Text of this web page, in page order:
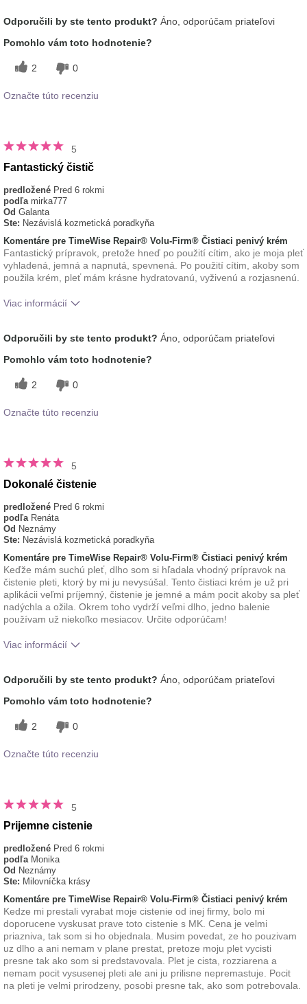
používaním tohto prípravku?
pocit na pokožke
Odporučili by ste tento produkt? Áno, odporúčam priateľovi
Pomohlo vám toto hodnotenie?
2 0
Označte túto recenziu
5
Fantastický čistič
predložené Pred 6 rokmi
podľa mirka777
Od Galanta
Ste: Nezávislá kozmetická poradkyňa
Komentáre pre TimeWise Repair® Volu-Firm® Čistiaci penivý krém
Fantastický prípravok, pretože hneď po použití cítim, ako je moja pleť
vyhladená, jemná a napnutá, spevnená. Po použití cítim, akoby som
použila krém, pleť mám krásne hydratovanú, vyživenú a rozjasnenú.
Viac informácií
s používaním tohto
prípravku?
vstrebáva, Osviežujúci, Príjemný pocit
na pokožke
Odporučili by ste tento produkt? Áno, odporúčam priateľovi
Pomohlo vám toto hodnotenie?
2 0
Označte túto recenziu
5
Dokonalé čistenie
predložené Pred 6 rokmi
podľa Renáta
Od Neznámy
Ste: Nezávislá kozmetická poradkyňa
Komentáre pre TimeWise Repair® Volu-Firm® Čistiaci penivý krém
Keďže mám suchú pleť, dlho som si hľadala vhodný prípravok na
čistenie pleti, ktorý by mi ju nevysúšal. Tento čistiaci krém je už pri
aplikácii veľmi príjemný, čistenie je jemné a mám pocit akoby sa pleť
nadýchla a ožila. Okrem toho vydrží veľmi dlho, jedno balenie
používam už niekoľko mesiacov. Určite odporúčam!
Viac informácií
používaním tohto prípravku?
pocit na pokožke
Odporučili by ste tento produkt? Áno, odporúčam priateľovi
Pomohlo vám toto hodnotenie?
2 0
Označte túto recenziu
5
Prijemne cistenie
predložené Pred 6 rokmi
podľa Monika
Od Neznámy
Ste: Milovníčka krásy
Komentáre pre TimeWise Repair® Volu-Firm® Čistiaci penivý krém
Kedze mi prestali vyrabat moje cistenie od inej firmy, bolo mi
doporucene vyskusat prave toto cistenie s MK. Cena je velmi
priazniva, tak som si ho objednala. Musim povedat, ze ho pouzivam
uz dlho a ani nemam v plane prestat, pretoze moju plet vycisti
presne tak ako som si predstavovala. Plet je cista, rozziarena a
nemam pocit vysusenej pleti ale ani ju prilisne nepremastuje. Pocit
na pleti je velmi prirodzeny, posobi presne tak, ako som potrebovala.